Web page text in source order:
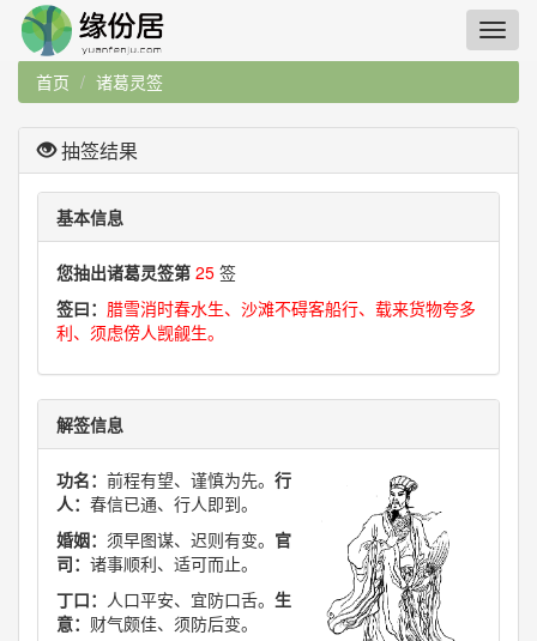
首页 诸葛灵签
抽签结果
基本信息
您抽出诸葛灵签第 25 签
签曰： 腊雪消时春水生、沙滩不碍客船行、载来货物夸多
利、须虑傍人觊觎生。
解签信息
功名： 前程有望、谨慎为先。 行
人： 春信已通、行人即到。
婚姻： 须早图谋、迟则有变。 官
司： 诸事顺利、适可而止。
丁口： 人口平安、宜防口舌。 生
意： 财气颇佳、须防后变。